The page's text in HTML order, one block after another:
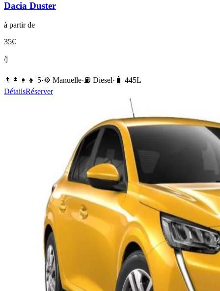
Dacia Duster
à partir de
35€
/j
👨‍👩‍👧‍👦 5·⚙️ Manuelle·⛽️ Diesel· 🧳 445L
DétailsRéserver